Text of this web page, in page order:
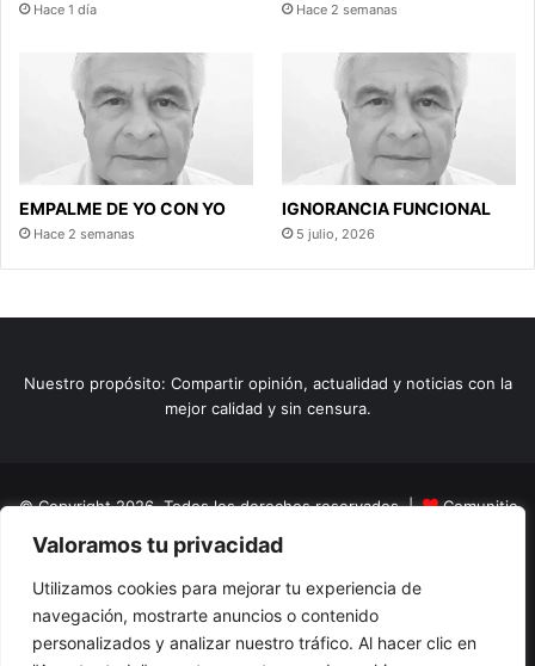
Valoramos tu privacidad
Utilizamos cookies para mejorar tu experiencia de
navegación, mostrarte anuncios o contenido
personalizados y analizar nuestro tráfico. Al hacer clic en
Hace 1 día Hace 2 semanas
EMPALME DE YO CON YO
Hace 2 semanas
IGNORANCIA FUNCIONAL
5 julio, 2026
Nuestro propósito: Compartir opinión, actualidad y noticias con la
mejor calidad y sin censura.
© Copyright 2026, Todos los derechos reservados |
Comunitic
SAS BICNit 901228106
Home
Actualidad Variedades Opinion Turismo
El Tinteadero
Caricaturas Reportajes